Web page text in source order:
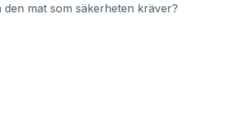
mat som säkerheten kräver?